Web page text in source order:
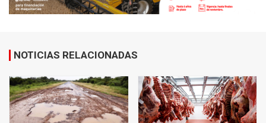
NOTICIAS RELACIONADAS